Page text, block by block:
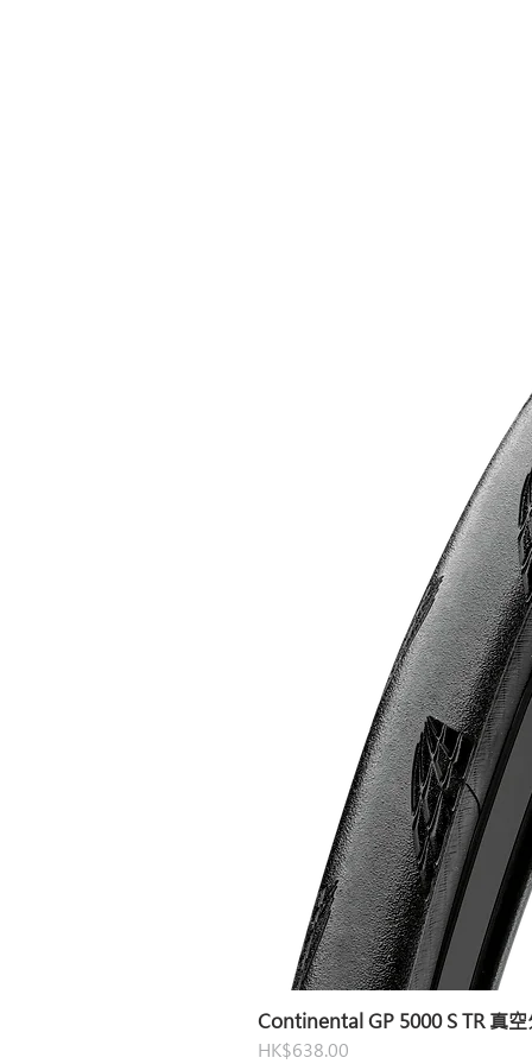
Continental GP 5000 S TR 真空
價格
HK$638.00